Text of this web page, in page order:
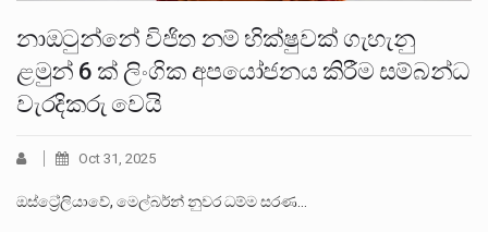
නාඔටුන්නේ විජිත නම් භික්ෂුවක් ගැහැනු
ළමුන් 6 ක් ලිංගික අපයෝජනය කිරීම සම්බන්ධ
වැරදිකරු වෙයි
Oct 31, 2025
ඔස්ට්‍රේලියාවේ, මෙල්බර්න් නුවර ධම්ම සරණ…